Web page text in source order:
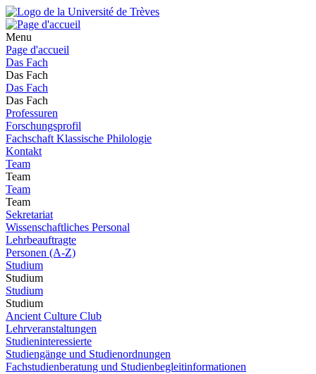
Menu
Page d'accueil
Das Fach
Das Fach
Das Fach
Das Fach
Professuren
Forschungsprofil
Fachschaft Klassische Philologie
Kontakt
Team
Team
Team
Team
Sekretariat
Wissenschaftliches Personal
Lehrbeauftragte
Personen (A-Z)
Studium
Studium
Studium
Studium
Ancient Culture Club
Lehrveranstaltungen
Studieninteressierte
Studiengänge und Studienordnungen
Fachstudienberatung und Studienbegleitinformationen